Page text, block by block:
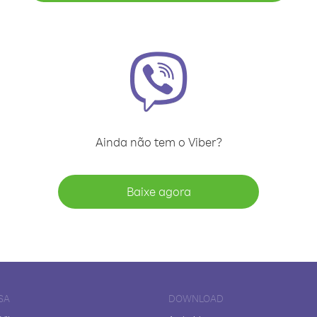
Ainda não tem o Viber?
Baixe agora
DOWNLOAD